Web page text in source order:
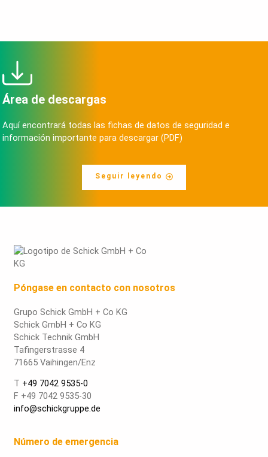
Área de descargas
Aquí encontrará todas las fichas de datos de seguridad e
información importante para descargar (PDF)
Seguir leyendo
Póngase en contacto con nosotros
Grupo Schick GmbH + Co KG
Schick GmbH + Co KG
Schick Technik GmbH
Tafingerstrasse 4
71665 Vaihingen/Enz
T +49 7042 9535-0
F +49 7042 9535-30
info@schickgruppe.de
Número de emergencia